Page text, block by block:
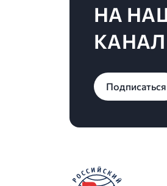
НА
КАНАЛ
Подписаться